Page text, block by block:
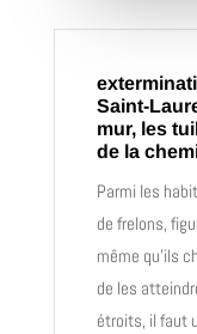
Saint-
mur, les
de la
Parmi les
de frelons,
même qu’ils
de les
étroits, il faut